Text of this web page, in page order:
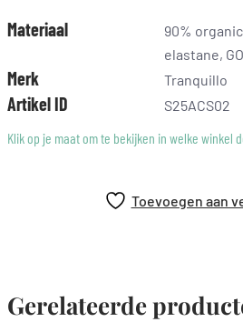
Materiaal
90%
elastane,
Merk Tranquillo
Artikel ID
S25ACS02
Klik op je maat om te bekijken in welke winkel
Toevoegen aan
Gerelateerde